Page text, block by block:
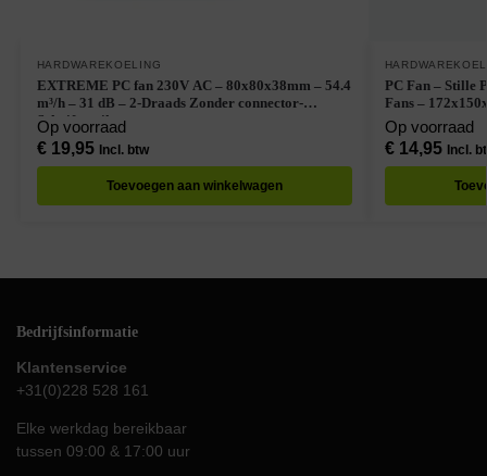
HARDWAREKOELING
EXTREME PC fan 230V AC – 80x80x38mm – 54.4
m³/h – 31 dB – 2-Draads Zonder connector-
Schuifventilator
Op voorraad
€19,95 Incl. btw
Toevoegen aan winkelwagen
PC Fan – Stille
Fans –
Op voorraad
€14,95 Incl.
Bedrijfsinformatie
Klantenservice
+31(0)228 528 161
Elke werkdag bereikbaar
tussen 09:00 & 17:00 uur